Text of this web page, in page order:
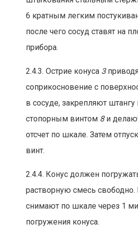
6 кратным легким
после чего сосуд ставят на
прибора.
2.4.3. Острие конуса 3
соприкосновение с пов
в сосуде, закрепляют штангу
стопорным винтом 8и д
отсчет по шкале. Затем
винт.
2.4.4. Конус должен
растворную смесь свободно.
снимают по шкале через 1
погружения конуса.